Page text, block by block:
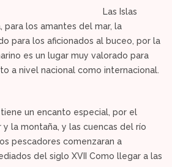
Las Islas
para los amantes del mar, la
para los aficionados al buceo, por la
es un lugar muy valorado para
a nivel nacional como internacional.
tiene un encanto especial, por el
la montaña, y las cuencas del río
pescadores comenzaran a
del siglo XVII Como llegar a las